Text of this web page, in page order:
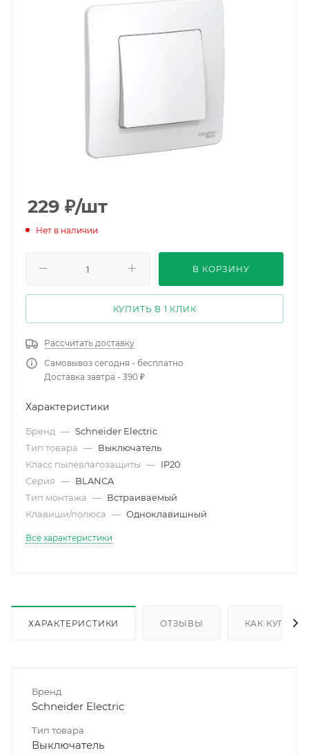
229 ₽/шт
Нет в наличии
В КОРЗИНУ
КУПИТЬ В 1 КЛИК
Рассчитать доставку
Самовывоз сегодня - бесплатно
Доставка завтра - 390 ₽
Характеристики
Бренд — Schneider Electric
Тип товара — Выключатель
Класс пылевлагозащиты — IP20
Серия — BLANCA
Тип монтажа — Встраиваемый
Клавиши/полюса — Одноклавишный
Все характеристики
ХАРАКТЕРИСТИКИ ОТЗЫВЫ КАК КУПИТЬ
Бренд
Schneider Electric
Тип товара
Выключатель